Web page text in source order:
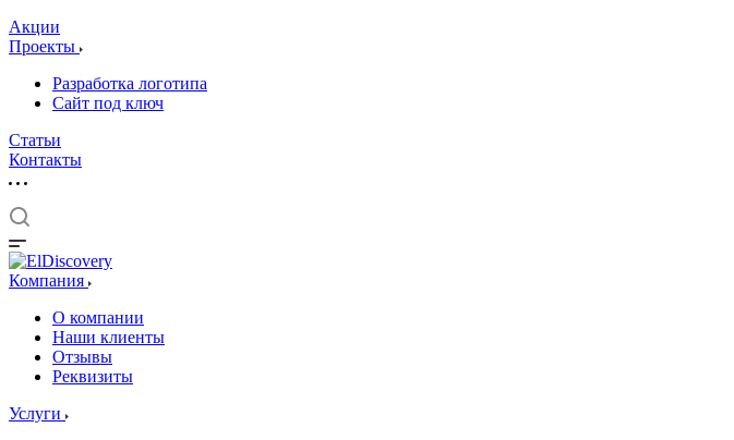
Акции
Проекты
Разработка логотипа
Сайт под ключ
Статьи
Контакты
Компания
О компании
Наши клиенты
Отзывы
Реквизиты
Услуги